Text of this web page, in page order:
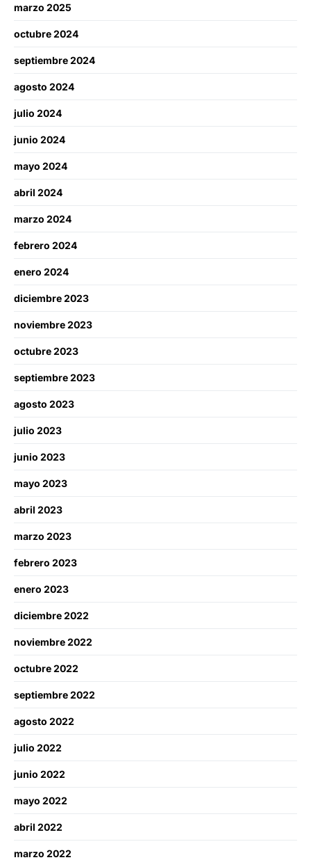
marzo 2025
octubre 2024
septiembre 2024
agosto 2024
julio 2024
junio 2024
mayo 2024
abril 2024
marzo 2024
febrero 2024
enero 2024
diciembre 2023
noviembre 2023
octubre 2023
septiembre 2023
agosto 2023
julio 2023
junio 2023
mayo 2023
abril 2023
marzo 2023
febrero 2023
enero 2023
diciembre 2022
noviembre 2022
octubre 2022
septiembre 2022
agosto 2022
julio 2022
junio 2022
mayo 2022
abril 2022
marzo 2022